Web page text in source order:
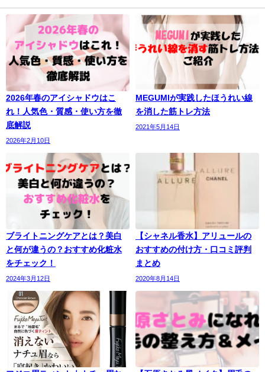
2026年春のアイシャドウはこ
れ！人気色・質感・使い方を徹
底解説
2026年2月10日
MEGUMIが実践したほうれい線
を消した筋トレ方法
2021年5月14日
ブライトニングケアとは？美白
と何が違うの？おすすめ化粧水
をチェック！
2024年3月12日
【シャネル香水】アリュールの
おすすめの付け方・口コミ評判
まとめ
2020年8月14日